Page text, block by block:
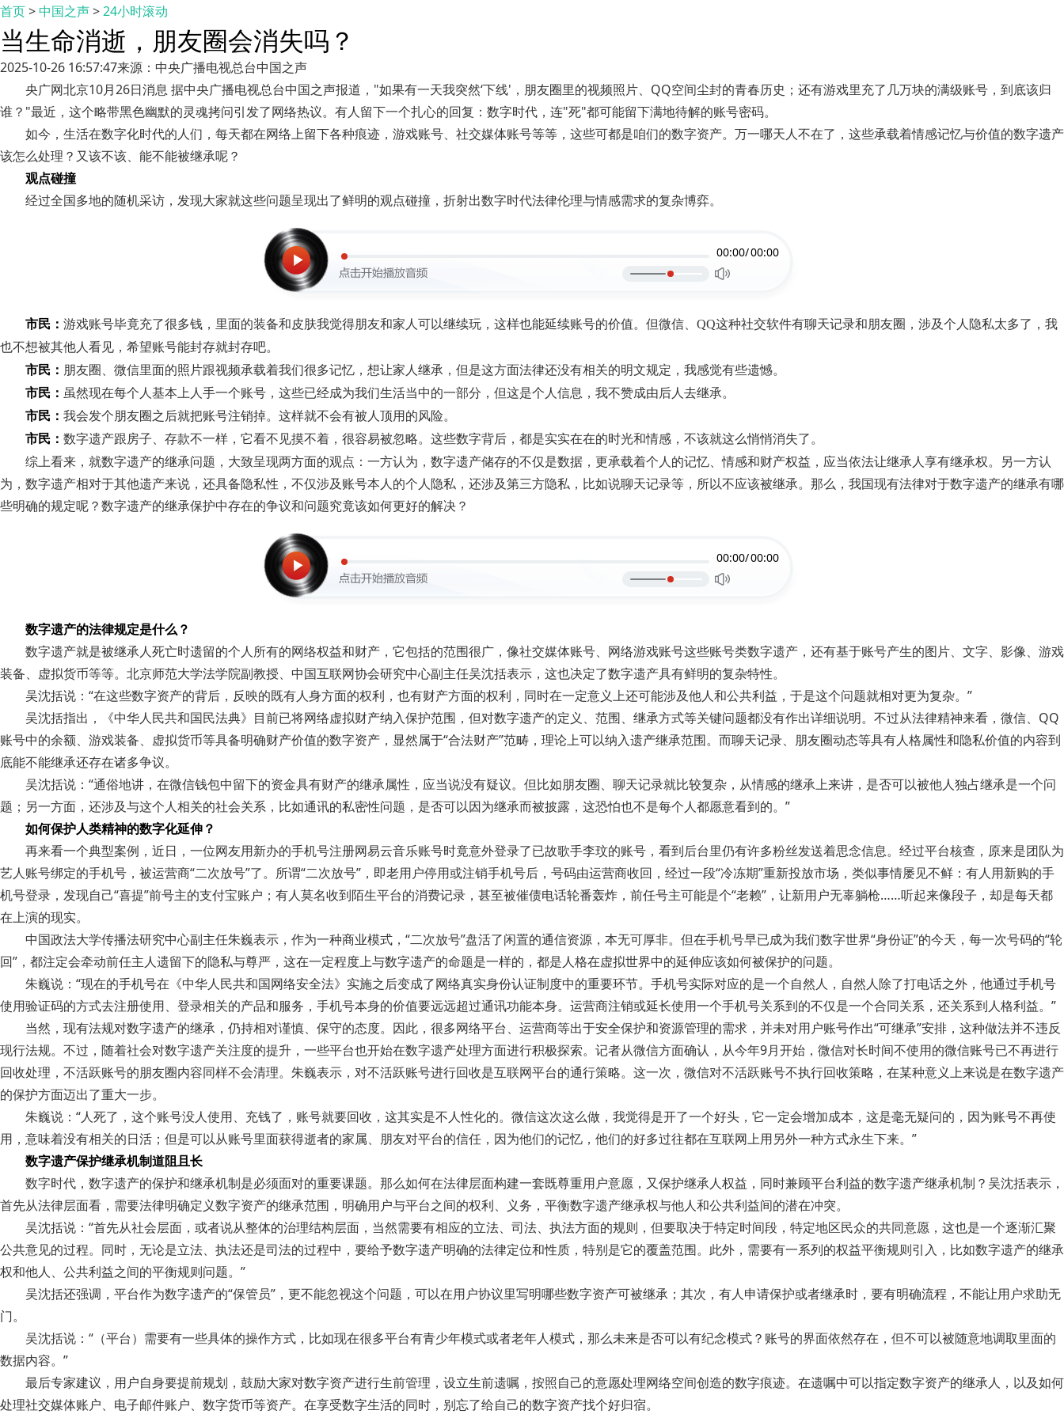
首页>中国之声>24小时滚动
当生命消逝，朋友圈会消失吗？
2025-10-26 16:57:47来源：中央广播电视总台中国之声
央广网北京10月26日消息 据中央广播电视总台中国之声报道，"如果有一天我突然‘下线'，朋友圈里的视频照片、QQ空间尘封的青春历史；还有游戏里充了几万块的满级账号，到底该归
谁？"最近，这个略带黑色幽默的灵魂拷问引发了网络热议。有人留下一个扎心的回复：数字时代，连"死"都可能留下满地待解的账号密码。
如今，生活在数字化时代的人们，每天都在网络上留下各种痕迹，游戏账号、社交媒体账号等等，这些可都是咱们的数字资产。万一哪天人不在了，这些承载着情感记忆与价值的数字遗产
该怎么处理？又该不该、能不能被继承呢？
观点碰撞
经过全国多地的随机采访，发现大家就这些问题呈现出了鲜明的观点碰撞，折射出数字时代法律伦理与情感需求的复杂博弈。
00:00/00:00
市民： 游戏账号毕竟充了很多钱，里面的装备和皮肤我觉得朋友和家人可以继续玩，这样也能延续账号的价值。但微信、QQ这种社交软件有聊天记录和朋友圈，涉及个人隐私太多了，我
也不想被其他人看见，希望账号能封存就封存吧。
市民： 朋友圈、微信里面的照片跟视频承载着我们很多记忆，想让家人继承，但是这方面法律还没有相关的明文规定，我感觉有些遗憾。
市民： 虽然现在每个人基本上人手一个账号，这些已经成为我们生活当中的一部分，但这是个人信息，我不赞成由后人去继承。
市民： 我会发个朋友圈之后就把账号注销掉。这样就不会有被人顶用的风险。
市民： 数字遗产跟房子、存款不一样，它看不见摸不着，很容易被忽略。这些数字背后，都是实实在在的时光和情感，不该就这么悄悄消失了。
综上看来，就数字遗产的继承问题，大致呈现两方面的观点：一方认为，数字遗产储存的不仅是数据，更承载着个人的记忆、情感和财产权益，应当依法让继承人享有继承权。另一方认
为，数字遗产相对于其他遗产来说，还具备隐私性，不仅涉及账号本人的个人隐私，还涉及第三方隐私，比如说聊天记录等，所以不应该被继承。那么，我国现有法律对于数字遗产的继承有哪
些明确的规定呢？数字遗产的继承保护中存在的争议和问题究竟该如何更好的解决？
00:00/00:00
数字遗产的法律规定是什么？
数字遗产就是被继承人死亡时遗留的个人所有的网络权益和财产，它包括的范围很广，像社交媒体账号、网络游戏账号这些账号类数字遗产，还有基于账号产生的图片、文字、影像、游戏
装备、虚拟货币等等。北京师范大学法学院副教授、中国互联网协会研究中心副主任吴沈括表示，这也决定了数字遗产具有鲜明的复杂特性。
吴沈括说：“在这些数字资产的背后，反映的既有人身方面的权利，也有财产方面的权利，同时在一定意义上还可能涉及他人和公共利益，于是这个问题就相对更为复杂。”
吴沈括指出，《中华人民共和国民法典》目前已将网络虚拟财产纳入保护范围，但对数字遗产的定义、范围、继承方式等关键问题都没有作出详细说明。不过从法律精神来看，微信、QQ
账号中的余额、游戏装备、虚拟货币等具备明确财产价值的数字资产，显然属于“合法财产”范畴，理论上可以纳入遗产继承范围。而聊天记录、朋友圈动态等具有人格属性和隐私价值的内容到
底能不能继承还存在诸多争议。
吴沈括说：“通俗地讲，在微信钱包中留下的资金具有财产的继承属性，应当说没有疑议。但比如朋友圈、聊天记录就比较复杂，从情感的继承上来讲，是否可以被他人独占继承是一个问
题；另一方面，还涉及与这个人相关的社会关系，比如通讯的私密性问题，是否可以因为继承而被披露，这恐怕也不是每个人都愿意看到的。”
如何保护人类精神的数字化延伸？
再来看一个典型案例，近日，一位网友用新办的手机号注册网易云音乐账号时竟意外登录了已故歌手李玟的账号，看到后台里仍有许多粉丝发送着思念信息。经过平台核查，原来是团队为
艺人账号绑定的手机号，被运营商“二次放号”了。所谓“二次放号”，即老用户停用或注销手机号后，号码由运营商收回，经过一段“冷冻期”重新投放市场，类似事情屡见不鲜：有人用新购的手
机号登录，发现自己“喜提”前号主的支付宝账户；有人莫名收到陌生平台的消费记录，甚至被催债电话轮番轰炸，前任号主可能是个“老赖”，让新用户无辜躺枪……听起来像段子，却是每天都
在上演的现实。
中国政法大学传播法研究中心副主任朱巍表示，作为一种商业模式，“二次放号”盘活了闲置的通信资源，本无可厚非。但在手机号早已成为我们数字世界“身份证”的今天，每一次号码的“轮
回”，都注定会牵动前任主人遗留下的隐私与尊严，这在一定程度上与数字遗产的命题是一样的，都是人格在虚拟世界中的延伸应该如何被保护的问题。
朱巍说：“现在的手机号在《中华人民共和国网络安全法》实施之后变成了网络真实身份认证制度中的重要环节。手机号实际对应的是一个自然人，自然人除了打电话之外，他通过手机号
使用验证码的方式去注册使用、登录相关的产品和服务，手机号本身的价值要远远超过通讯功能本身。运营商注销或延长使用一个手机号关系到的不仅是一个合同关系，还关系到人格利益。”
当然，现有法规对数字遗产的继承，仍持相对谨慎、保守的态度。因此，很多网络平台、运营商等出于安全保护和资源管理的需求，并未对用户账号作出“可继承”安排，这种做法并不违反
现行法规。不过，随着社会对数字遗产关注度的提升，一些平台也开始在数字遗产处理方面进行积极探索。记者从微信方面确认，从今年9月开始，微信对长时间不使用的微信账号已不再进行
回收处理，不活跃账号的朋友圈内容同样不会清理。朱巍表示，对不活跃账号进行回收是互联网平台的通行策略。这一次，微信对不活跃账号不执行回收策略，在某种意义上来说是在数字遗产
的保护方面迈出了重大一步。
朱巍说：“人死了，这个账号没人使用、充钱了，账号就要回收，这其实是不人性化的。微信这次这么做，我觉得是开了一个好头，它一定会增加成本，这是毫无疑问的，因为账号不再使
用，意味着没有相关的日活；但是可以从账号里面获得逝者的家属、朋友对平台的信任，因为他们的记忆，他们的好多过往都在互联网上用另外一种方式永生下来。”
数字遗产保护继承机制道阻且长
数字时代，数字遗产的保护和继承机制是必须面对的重要课题。那么如何在法律层面构建一套既尊重用户意愿，又保护继承人权益，同时兼顾平台利益的数字遗产继承机制？吴沈括表示，
首先从法律层面看，需要法律明确定义数字资产的继承范围，明确用户与平台之间的权利、义务，平衡数字遗产继承权与他人和公共利益间的潜在冲突。
吴沈括说：“首先从社会层面，或者说从整体的治理结构层面，当然需要有相应的立法、司法、执法方面的规则，但要取决于特定时间段，特定地区民众的共同意愿，这也是一个逐渐汇聚
公共意见的过程。同时，无论是立法、执法还是司法的过程中，要给予数字遗产明确的法律定位和性质，特别是它的覆盖范围。此外，需要有一系列的权益平衡规则引入，比如数字遗产的继承
权和他人、公共利益之间的平衡规则问题。”
吴沈括还强调，平台作为数字遗产的“保管员”，更不能忽视这个问题，可以在用户协议里写明哪些数字资产可被继承；其次，有人申请保护或者继承时，要有明确流程，不能让用户求助无
门。
吴沈括说：“（平台）需要有一些具体的操作方式，比如现在很多平台有青少年模式或者老年人模式，那么未来是否可以有纪念模式？账号的界面依然存在，但不可以被随意地调取里面的
数据内容。”
最后专家建议，用户自身要提前规划，鼓励大家对数字资产进行生前管理，设立生前遗嘱，按照自己的意愿处理网络空间创造的数字痕迹。在遗嘱中可以指定数字资产的继承人，以及如何
处理社交媒体账户、电子邮件账户、数字货币等资产。在享受数字生活的同时，别忘了给自己的数字资产找个好归宿。